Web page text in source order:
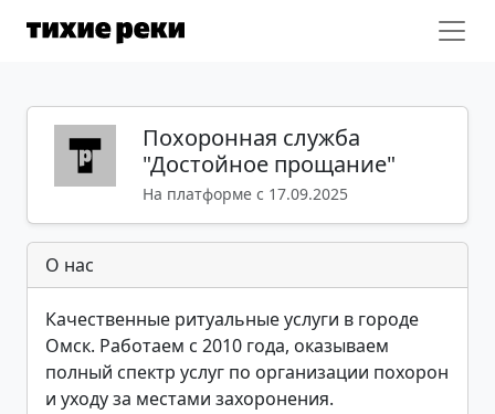
Похоронная служба
"Достойное прощание"
На платформе с 17.09.2025
О нас
Качественные ритуальные услуги в городе
Омск. Работаем с 2010 года, оказываем
полный спектр услуг по организации похорон
и уходу за местами захоронения.